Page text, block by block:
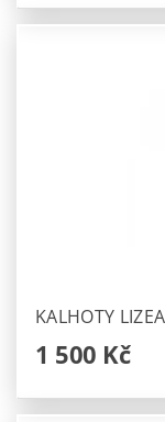
KALHOTY
1 500 Kč